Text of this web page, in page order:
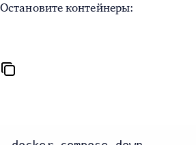
Остановите контейнеры: